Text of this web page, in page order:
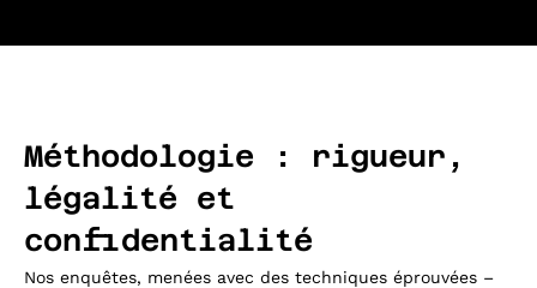
Méthodologie : rigueur,
légalité et
confidentialité
Nos enquêtes, menées avec des techniques éprouvées –